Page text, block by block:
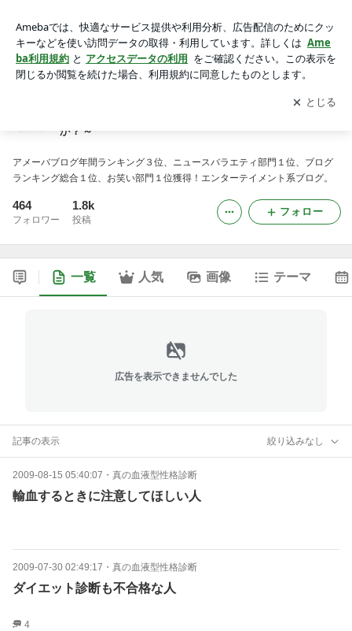
ページ目アプリをダウンロードして ブログの更新通知
を受け取りまし
ょう。
開く
か？～
アメーバブログ年間ランキング３位、ニュースバラエティ部門１位、ブログ
ランキング総合１位、お笑い部門１位獲得！エンターテイメント系ブログ。
464
フォロワー
1.8k
投稿
フォロー
一覧 人気 画像 テーマ
広告を表示できませんでした
記事の表示 絞り込みなし
2009-08-15 05:40:07 ・ 真の血液型性格診断
輸血するときに注意してほしい人
2009-07-30 02:49:17 ・ 真の血液型性格診断
ダイエット診断も不合格な人
4